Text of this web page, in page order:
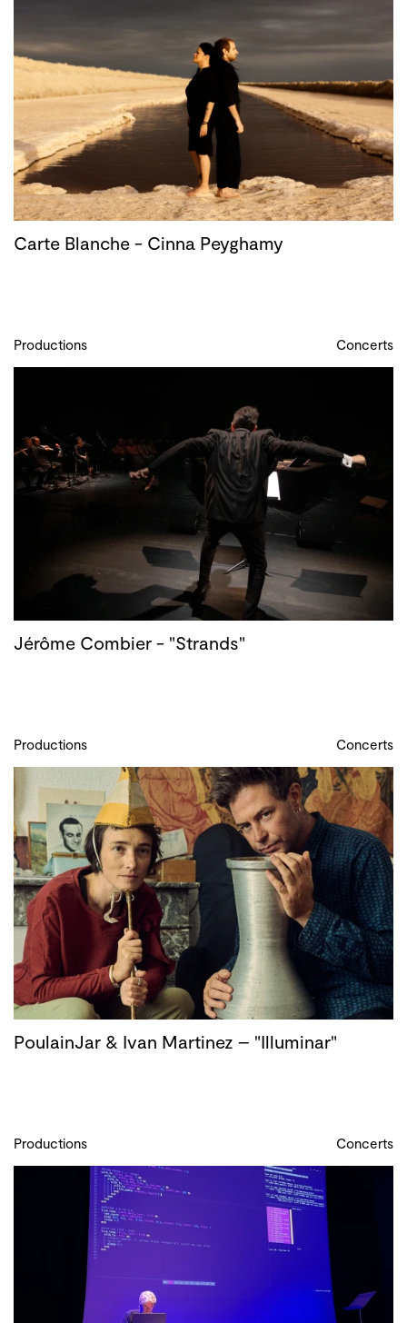
Carte Blanche - Cinna Peyghamy
Productions Concerts
Jérôme Combier - "Strands"
Productions Concerts
PoulainJar & Ivan Martinez – "Illuminar"
Productions Concerts